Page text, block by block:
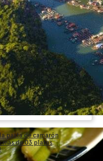
pasta de camarón
de 03 platos